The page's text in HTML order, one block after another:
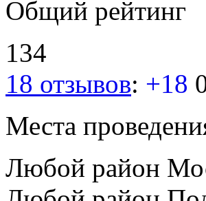
Общий рейтинг
134
18 отзывов: +18
Места
Любой район